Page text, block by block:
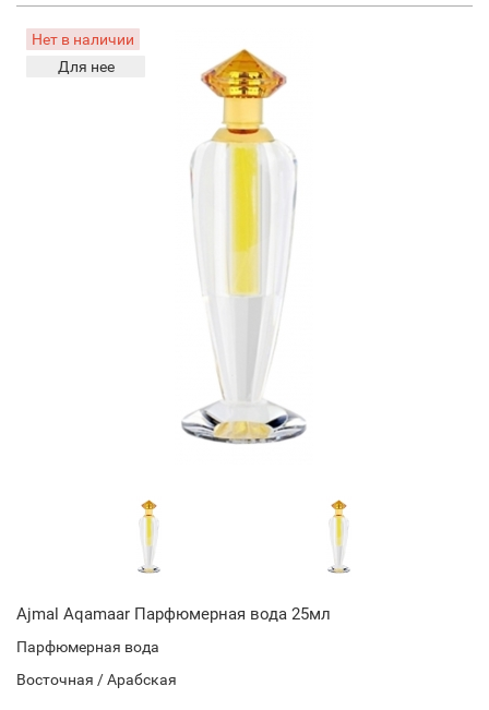
Нет в наличии
Для нее
Ajmal Aqamaar Парфюмерная вода 25мл
Парфюмерная вода
Восточная / Арабская